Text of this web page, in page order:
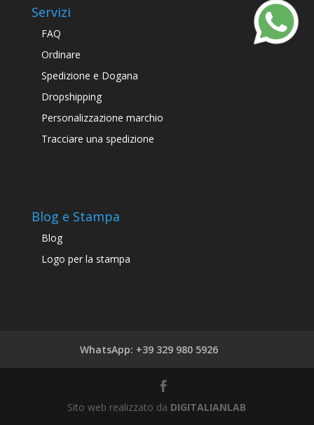
Servizi
FAQ
Ordinare
Spedizione e Dogana
Dropshipping
Personalizzazione marchio
Tracciare una spedizione
Blog e Stampa
Blog
Logo per la stampa
WhatsApp: +39 329 980 5926
Sito web realizzato da DIGITALIANLAB